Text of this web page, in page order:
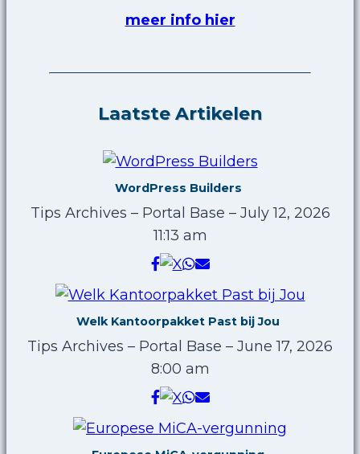
meer info hier
Laatste Artikelen
WordPress Builders
Tips Archives – Portal Base – July 12, 2026
11:13 am
Welk Kantoorpakket Past bij Jou
Tips Archives – Portal Base – June 17, 2026
8:00 am